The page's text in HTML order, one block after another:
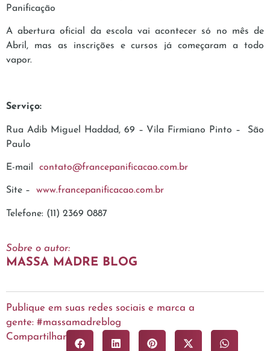
Panificação
A abertura oficial da escola vai acontecer só no mês de
Abril, mas as inscrições e cursos já começaram a todo
vapor.
Serviço:
Rua Adib Miguel Haddad, 69 – Vila Firmiano Pinto – São
Paulo
E-mail contato@francepanificacao.com.br
Site – www.francepanificacao.com.br
Telefone: (11) 2369 0887
Sobre o autor:
MASSA MADRE BLOG
Publique em suas redes sociais e marca a
gente: #massamadreblog
Compartilhar